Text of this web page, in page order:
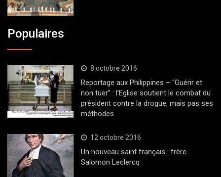
Populaires
8 octobre 2016
Reportage aux Philippines – “Guérir et
non tuer” : l’Eglise soutient le combat du
président contre la drogue, mais pas ses
méthodes
12 octobre 2016
Un nouveau saint français : frère
Salomon Leclercq